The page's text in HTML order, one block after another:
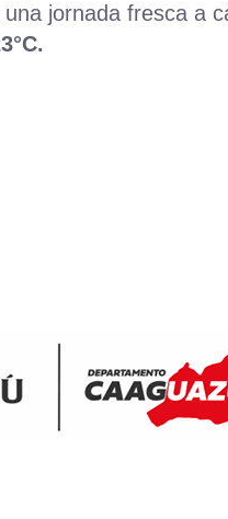
jornada fresca a